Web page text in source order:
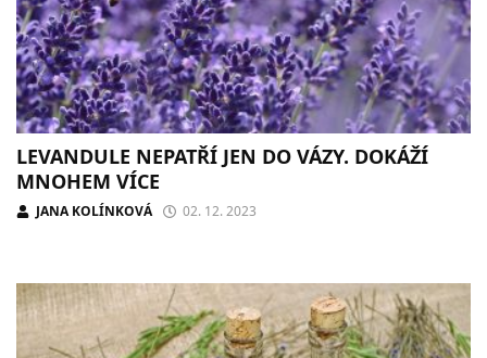
LEVANDULE NEPATŘÍ JEN DO VÁZY. DOKÁŽÍ
MNOHEM VÍCE
JANA KOLÍNKOVÁ 02. 12. 2023